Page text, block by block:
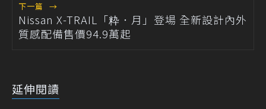
下一篇 →
Nissan X-TRAIL「粋．月」登場 全新設計內外
質感配備售價94.9萬起
延伸閱讀